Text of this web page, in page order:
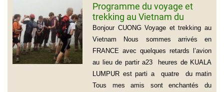
Programme du voyage et
trekking au Vietnam du
groupe d’amis de Mr Louis
COURTESOLLE (14
personnes)
Bonjour CUONG Voyage et trekking au
Vietnam Nous sommes arrivés en
FRANCE avec quelques retards l’avion
au lieu de partir a23 heures de KUALA
LUMPUR est parti a quatre du matin
Tous mes amis sont enchantés du